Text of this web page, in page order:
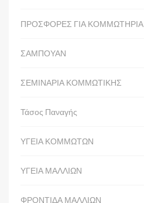
ΠΡΟΣΦΟΡΕΣ ΓΙΑ ΚΟΜΜΩΤΗΡΙΑ
ΣΑΜΠΟΥΑΝ
ΣΕΜΙΝΑΡΙΑ ΚΟΜΜΩΤΙΚΗΣ
Τάσος Παναγής
ΥΓΕΙΑ ΚΟΜΜΩΤΩΝ
ΥΓΕΙΑ ΜΑΛΛΙΩΝ
ΦΡΟΝΤΙΔΑ ΜΑΛΛΙΩΝ